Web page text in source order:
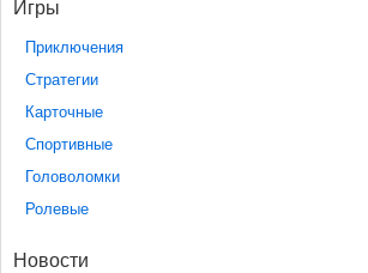
Игры
Приключения
Стратегии
Карточные
Спортивные
Головоломки
Ролевые
Новости